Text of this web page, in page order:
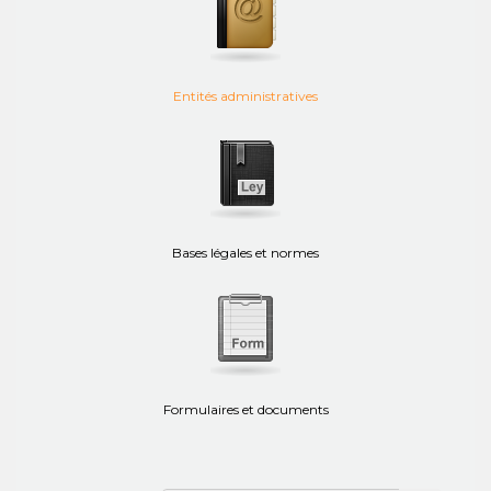
Entités administratives
Bases légales et normes
Formulaires et documents